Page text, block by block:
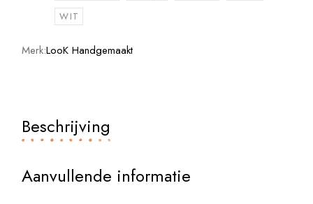
WIT
Merk:LooK Handgemaakt
Beschrijving
Aanvullende informatie